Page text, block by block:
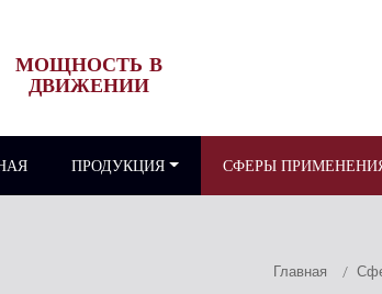
МОЩНОСТЬ В
ДВИЖЕНИИ
ПРОДУКЦИЯ СФЕРЫ
Главная